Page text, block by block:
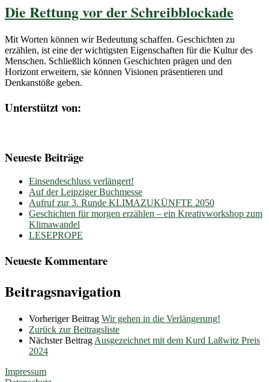
Die Rettung vor der Schreibblockade
Mit Worten können wir Bedeutung schaffen. Geschichten zu
erzählen, ist eine der wichtigsten Eigenschaften für die Kultur des
Menschen. Schließlich können Geschichten prägen und den
Horizont erweitern, sie können Visionen präsentieren und
Denkanstöße geben.
Unterstützt von:
Neueste Beiträge
Einsendeschluss verlängert!
Auf der Leipziger Buchmesse
Aufruf zur 3. Runde KLIMAZUKÜNFTE 2050
Geschichten für morgen erzählen – ein Kreativworkshop zum
Klimawandel
LESEPROPE
Neueste Kommentare
Beitragsnavigation
Vorheriger Beitrag Wir gehen in die Verlängerung!
Zurück zur Beitragsliste
Nächster Beitrag Ausgezeichnet mit dem Kurd Laßwitz Preis
2024
Impressum